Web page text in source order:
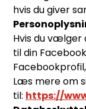
hvis du giver
Hvis du vælger
til din
Læs mere om
til: https://